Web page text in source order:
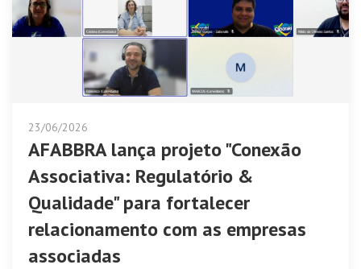
23/06/2026
AFABBRA lança projeto "Conexão
Associativa: Regulatório &
Qualidade" para fortalecer
relacionamento com as empresas
associadas